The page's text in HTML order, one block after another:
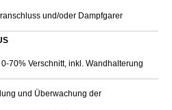
und/oder Dampfgarer
70% Verschnitt, inkl. Wandhalterung
und Überwachung der